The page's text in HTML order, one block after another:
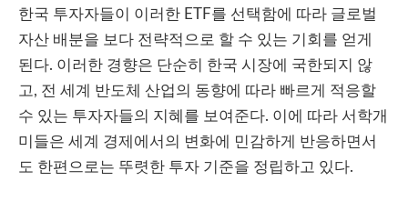
한국 투자자들이 이러한 ETF를 선택함에 따라 글로벌
자산 배분을 보다 전략적으로 할 수 있는 기회를 얻게
된다. 이러한 경향은 단순히 한국 시장에 국한되지 않
고, 전 세계 반도체 산업의 동향에 따라 빠르게 적응할
수 있는 투자자들의 지혜를 보여준다. 이에 따라 서학개
미들은 세계 경제에서의 변화에 민감하게 반응하면서
도 한편으로는 뚜렷한 투자 기준을 정립하고 있다.